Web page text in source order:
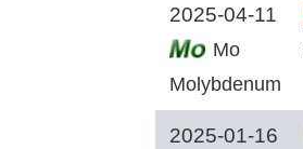
2025-04-11
Mo
Molybdenum
2025-01-16